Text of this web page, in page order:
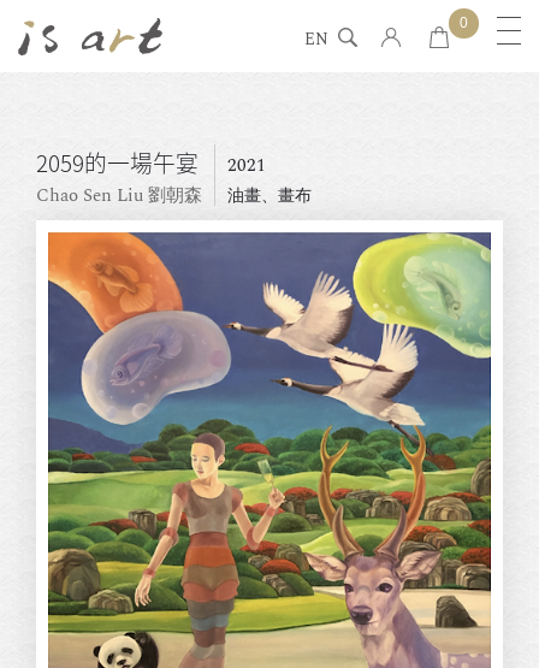
EN
0
2059的一場午宴
Chao Sen Liu 劉朝森
2021
油畫、畫布